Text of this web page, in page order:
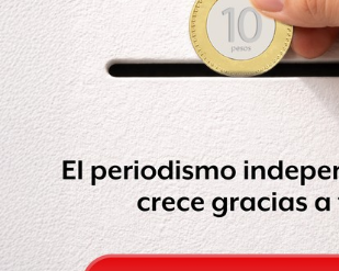
Compartir
OCULTAR